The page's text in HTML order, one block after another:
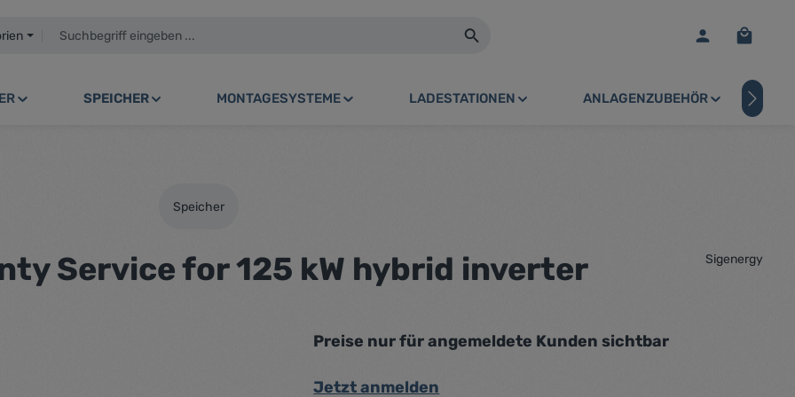
SPEICHER MONTAGESYSTEME LADESTATIONEN ANLAGENZUBEHÖR
Speicher
Service for 125 kW hybrid inverter Sigenergy
Preise nur für angemeldete Kunden sichtbar
Jetzt anmelden